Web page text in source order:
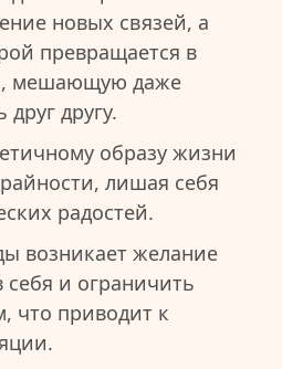
новых связей, а
превращается в
мешающую даже
другу.
образу жизни
лишая себя
радостей.
возникает желание
и ограничить
что приводит к